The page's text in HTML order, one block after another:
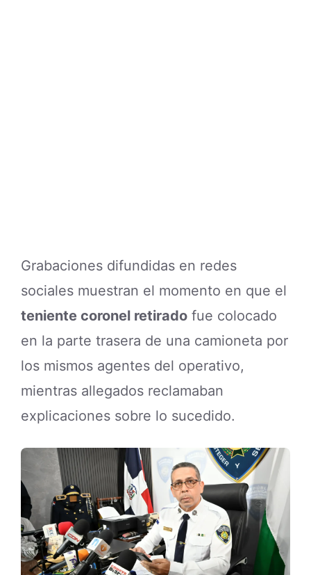
Grabaciones difundidas en redes
sociales muestran el momento en que el
teniente coronel retirado fue colocado
en la parte trasera de una camioneta por
los mismos agentes del operativo,
mientras allegados reclamaban
explicaciones sobre lo sucedido.